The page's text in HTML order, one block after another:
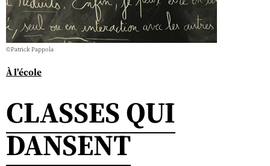
À l'école
CLASSES QUI
DANSENT
©Patrick Pappola